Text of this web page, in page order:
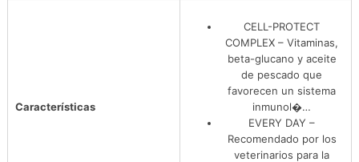
Características
CELL-PROTECT
COMPLEX – Vitaminas,
beta-glucano y aceite
de pescado que
favorecen un sistema
inmunol�…
EVERY DAY –
Recomendado por los
veterinarios para la